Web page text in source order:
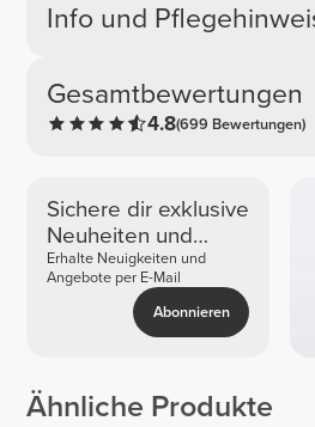
Info und
Gesamtbewertungen
4.8(699 Bewertungen)
Sichere dir exklusive
Neuheiten und
Angebote
Erhalte Neuigkeiten und
Angebote per E-Mail
Abonnieren
Ähnliche Produkte